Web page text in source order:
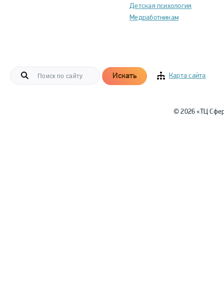
Детская психология
Медработникам
Искать Карта сайта
© 2026 «ТЦ